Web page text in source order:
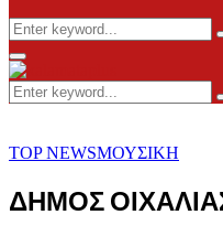
Search
for:
Primary
Menu
Search
for:
TOP NEWSΜΟΥΣΙΚΗ
ΔΗΜΟΣ